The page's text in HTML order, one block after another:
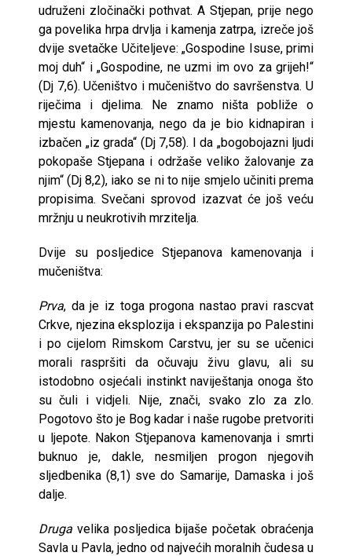
udruženi zločinački pothvat. A Stjepan, prije nego
ga povelika hrpa drvlja i kamenja zatrpa, izreče još
dvije svetačke Učiteljeve: „Gospodine Isuse, primi
moj duh“ i „Gospodine, ne uzmi im ovo za grijeh!“
(Dj 7,6). Učeništvo i mučeništvo do savršenstva. U
riječima i djelima. Ne znamo ništa pobliže o
mjestu kamenovanja, nego da je bio kidnapiran i
izbačen „iz grada“ (Dj 7,58). I da „bogobojazni ljudi
pokopaše Stjepana i održaše veliko žalovanje za
njim“ (Dj 8,2), iako se ni to nije smjelo učiniti prema
propisima. Svečani sprovod izazvat će još veću
mržnju u neukrotivih mrzitelja.
Dvije su posljedice Stjepanova kamenovanja i
mučeništva:
Prva, da je iz toga progona nastao pravi rascvat
Crkve, njezina eksplozija i ekspanzija po Palestini
i po cijelom Rimskom Carstvu, jer su se učenici
morali raspršiti da očuvaju živu glavu, ali su
istodobno osjećali instinkt naviještanja onoga što
su čuli i vidjeli. Nije, znači, svako zlo za zlo.
Pogotovo što je Bog kadar i naše rugobe pretvoriti
u ljepote. Nakon Stjepanova kamenovanja i smrti
buknuo je, dakle, nesmiljen progon njegovih
sljedbenika (8,1) sve do Samarije, Damaska i još
dalje.
Druga velika posljedica bijaše početak obraćenja
Savla u Pavla, jedno od najvećih moralnih čudesa u